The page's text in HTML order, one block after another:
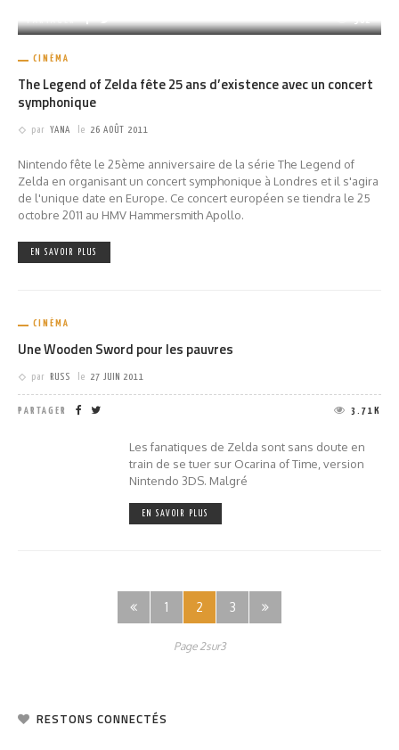
CINÉMA
The Legend of Zelda fête 25 ans d’existence avec un concert
symphonique
par YANA le 26 AOÛT 2011
Nintendo fête le 25ème anniversaire de la série The Legend of
Zelda en organisant un concert symphonique à Londres et il s'agira
de l'unique date en Europe. Ce concert européen se tiendra le 25
octobre 2011 au HMV Hammersmith Apollo.
EN SAVOIR PLUS
CINÉMA
Une Wooden Sword pour les pauvres
par RUSS le 27 JUIN 2011
PARTAGER 3.71K
Les fanatiques de Zelda sont sans doute en
train de se tuer sur Ocarina of Time, version
Nintendo 3DS. Malgré
EN SAVOIR PLUS
1 2 3
Page 2sur3
RESTONS CONNECTÉS